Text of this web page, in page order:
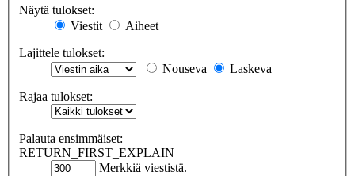
Näytä tulokset:
Viestit
Aiheet
Lajittele tulokset:
Nouseva
Laskeva
Rajaa tulokset:
Palauta ensimmäiset:
RETURN_FIRST_EXPLAIN
Merkkiä viestistä.